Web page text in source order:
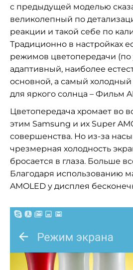
с предыдущей моделью
великолепный по
реакции и такой себе по
Традиционно в настройках
режимов цветопередачи
адаптивный, наиболее
основной, а самый
для яркого солнца – Фильм
Цветопередача хромает во
этим Samsung и их Super
совершенства. Но из-за
чрезмерная холодность
бросается в глаза. Больше
Благодаря использованию
AMOLED у дисплея